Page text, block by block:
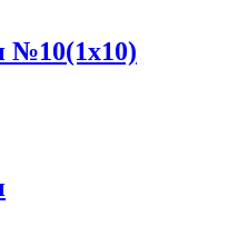
№10(1x10)